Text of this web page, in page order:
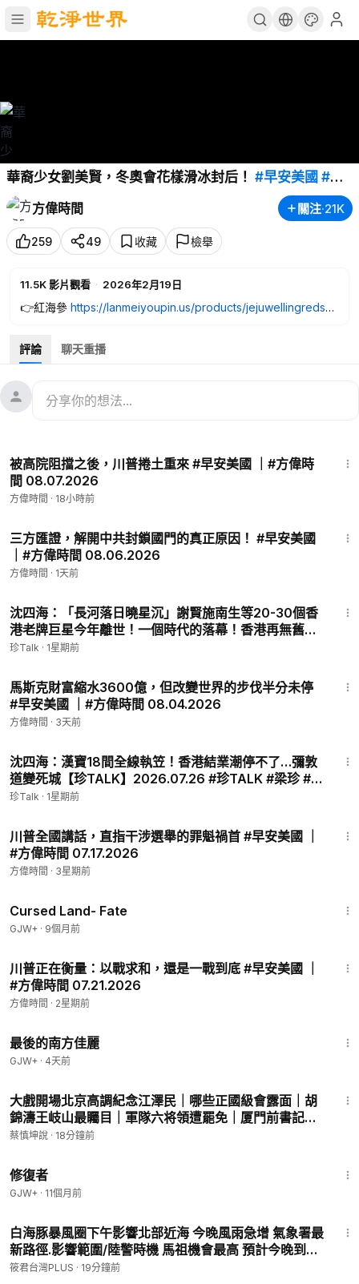
華裔少女劉美賢，冬奧會花樣滑冰封后！ #早安美國 #方
偉時間
方偉時間
關注·21K
259 49 收藏 檢舉
11.5K影片觀看 · 2026年2月19日
👉紅海參 https://lanmeiyoupin.us/products/jejuwellingredsea
📌 紅海參修復膠訂閱制👇🚚 優先發貨不怕缺貨
💸 輸入優惠碼【fangwei】第一個月 85 折
👉蔘皇系列https://lanmeiyoupin.us/collections/blackginsen
g?ref=fangwei
🎁優惠碼：【FANGWEI】，結帳時專享85折優惠！
🚛郵寄地區：美國、中國、香港、台灣
💥蔘皇三件套(蔘皇片一盒、蔘皇精一盒、蔘皇全參一盒)
📪藍莓優品郵箱：lanmeiyoupin@blueberrycs.net
☎️藍莓優品客服電話：+1 (800)-880-5697（美東時間 週一至週
五9AM-6PM)
🎁 🎁 🎁 過年限時廠家回饋🎁 🎁 🎁
從【美東時間】大年初二2月18日開始到元宵節3月3日半夜12
點，所有訂閱紅海參的觀眾朋友都將獲得額外的紅海參贈送：訂
友請放心，您也有份～ 贈送的紅海參會在第二個月送貨的時候一
併寄出。名額有限，先訂先得～～
🛡️每月籌2000美元，就能產生 100 條翻牆鏈接，就能為上萬的
與真相送進中國。捐款鏈接在此👇感謝幫助🙏～
💌捐款連結： https://donorbox.org/fangweifanqiang-129
🙏 無論金額多少，都是在改變中國的路上邁出的一步！支持自
📡 方偉個人網站：https://fangwei.us
📮聯絡郵箱：fangweitimes@gmail.com
💥🔥成為方偉時間會員👉
👉神韻訂票官網：https://zh-tw.shenyun.com/
🎁結帳時輸入【FW2026】，即可免去全美地區購票的手續費！
世界頂級演出，復興華夏五千年的正統文化！
Thousand Oaks, CA
West Palm Beach, FL
UGUSTA, GA
FORT LAUDERDALE, FL
San Juan, PR
Miami, FL
Minneapolis, MN
Orlando, FL
👉歡迎訂閱方偉https://www.youtube.com/channel/UCu8NUZ
sXxH8WV330dr7rm0g?sub_confirmation=1
評論 聊天重播
被高院阻擋之後，川普捲土重來 #早安美國 ｜#方偉時
間 08.07.2026
方偉時間 · 18小時前
三方匯證，解開中共封鎖國門的真正原因！ #早安美國
｜#方偉時間 08.06.2026
方偉時間 · 1天前
沈四海：「長河落日曉星沉」謝賢施南生等20-30個香
港老牌巨星今年離世！一個時代的落幕！香港再無舊日
的光彩【珍TALK】2026.07.27 #珍TALK #梁珍 #謝賢
珍Talk · 1星期前
馬斯克財富縮水3600億，但改變世界的步伐半分未停
#早安美國 ｜#方偉時間 08.04.2026
方偉時間 · 3天前
沈四海：漢寶18間全線執笠！香港結業潮停不了…彌敦
道變死城【珍TALK】2026.07.26 #珍TALK #梁珍 #漢
寶 #香港結業潮
珍Talk · 1星期前
川普全國講話，直指干涉選舉的罪魁禍首 #早安美國 ｜
#方偉時間 07.17.2026
方偉時間 · 3星期前
Cursed Land- Fate
GJW+ · 9個月前
川普正在衡量：以戰求和，還是一戰到底 #早安美國 ｜
#方偉時間 07.21.2026
方偉時間 · 2星期前
最後的南方佳麗
GJW+ · 4天前
大戲開場北京高調紀念江澤民｜哪些正國級會露面｜胡
錦濤王岐山最矚目｜軍隊六将領遭罷免｜厦門前書記崔
永輝被帶走｜（20260808第1183期）#熱門話題
蔡慎坤說 · 18分鐘前
修復者
GJW+ · 11個月前
白海豚暴風圈下午影響北部近海 今晚風雨急增 氣象署最
新路徑.影響範圍/陸警時機 馬祖機會最高 預計今晚到9
日上午
筱君台灣PLUS · 19分鐘前